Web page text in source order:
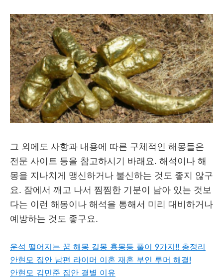
그 외에도 사항과 내용에 따른 구체적인 해몽들은
전문 사이트 등을 참고하시기 바래요. 해석이나 해
몽을 지나치게 맹신하거나 불신하는 것도 좋지 않구
요. 잠에서 깨고 나서 찜찜한 기분이 남아 있는 것보
다는 이런 해몽이나 해석을 통해서 미리 대비하거나
예방하는 것도 좋구요.
운석 떨어지는 꿈 해몽 길몽 흉몽등 풀이 9가지!! 총정리
안현모 집안 남편 라이머 이혼 재혼 부인 루머 해결!
안현모 김민준 집안 결별 이유